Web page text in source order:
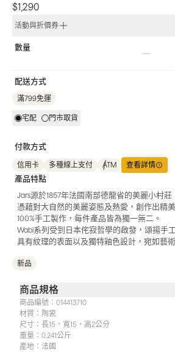
$1,290
活動與折價券
數量
配送方式
滿799免運
宅配 門市取貨
付款方式
信用卡 多種線上支付 ATM 查看詳情
產品特點
Jars源於1857年法國南部德龍省的美麗小村莊
憑藉對大自然的美麗姿態及熱愛，創作出精
100%手工製作，每件產品皆為獨一無二。
Wabi系列受到日本侘寂哲學的啟發，頌揚手
具有紋理的表面以及獨特釉色設計，宛如藝
新品
商品規格
商品編號： 014413710
材質： 陶瓷
尺寸： 長15，寬15，高2公分
重量： 0.241公斤
產地： 法國